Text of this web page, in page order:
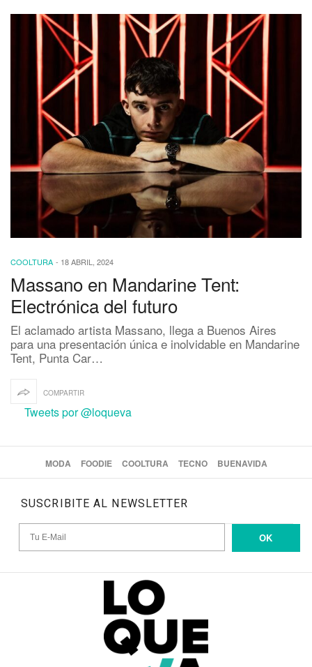
COOLTURA - 18 ABRIL, 2024
Massano en Mandarine Tent:
Electrónica del futuro
El aclamado artista Massano, llega a Buenos Aires
para una presentación única e inolvidable en Mandarine
Tent, Punta Car…
COMPARTIR
Tweets por @loqueva
MODA FOODIE COOLTURA TECNO BUENAVIDA
SUSCRIBITE AL NEWSLETTER
OK